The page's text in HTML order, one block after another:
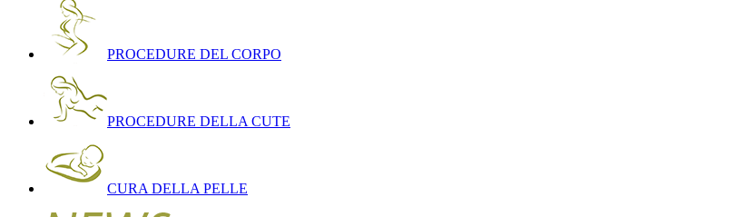
PROCEDURE DEL CORPO
PROCEDURE DELLA CUTE
CURA DELLA PELLE